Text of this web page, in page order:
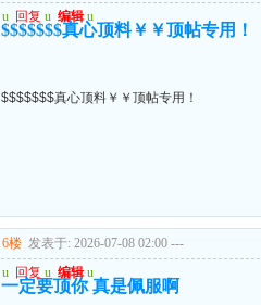
u 回复 u 编辑 u
$$$$$$$真心顶料￥￥顶帖专用！
$$$$$$$真心顶料￥￥顶帖专用！
6楼 发表于: 2026-07-08 02:00 ---
u 回复 u 编辑 u
一定要顶你 真是佩服啊